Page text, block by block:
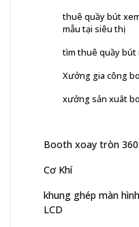
thuê quầy bút
mẫu tại siêu thị
tìm thuê quầy bút
Xưởng gia công
xưởng sản xuât
Booth xoay tròn
Cơ Khí
khung ghép màn
LCD